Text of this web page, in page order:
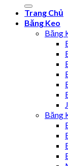
Trang Chủ
Băng Keo
Băng
Băng